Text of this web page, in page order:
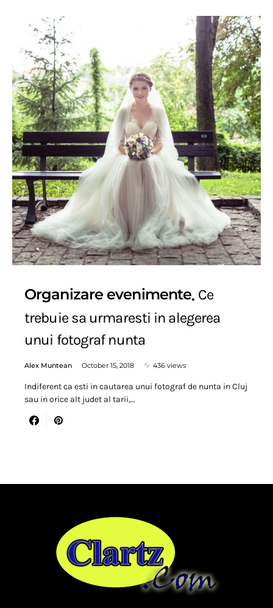
Organizare evenimente Ce
trebuie sa urmaresti in alegerea
unui fotograf nunta
Alex Muntean October 15, 2018 436 views
Indiferent ca esti in cautarea unui fotograf de nunta in Cluj
sau in orice alt judet al tarii,…